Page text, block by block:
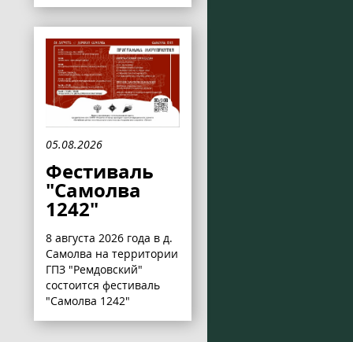
05.08.2026
Фестиваль
"Самолва
1242"
8 августа 2026 года в д.
Самолва на территории
ГПЗ "Ремдовский"
состоится фестиваль
"Самолва 1242"